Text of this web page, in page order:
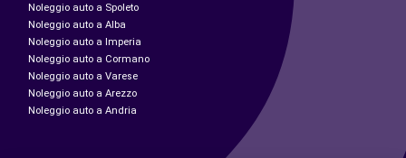
Noleggio auto a Spoleto
Noleggio auto a Alba
Noleggio auto a Imperia
Noleggio auto a Cormano
Noleggio auto a Varese
Noleggio auto a Arezzo
Noleggio auto a Andria